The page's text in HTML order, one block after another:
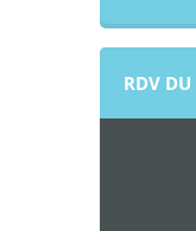
RDV DU